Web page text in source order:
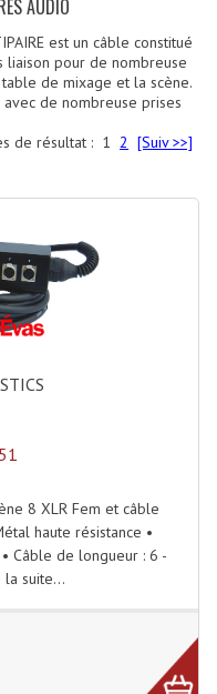
De Régie
Canaux
AUDIO
est un câble constitué
pour de nombreuse
de mixage et la scène.
de nombreuse prises
de résultat : 1 2 [Suiv >>]
8 XLR Fem et câble
haute résistance •
Câble de longueur : 6 -
suite...